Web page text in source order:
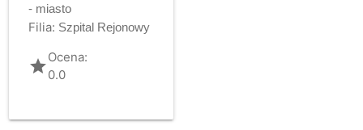
- miasto
Filia: Szpital Rejonowy
gradeOcena:
0.0